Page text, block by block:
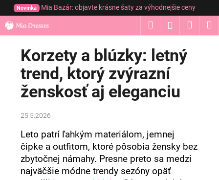
Prejsť
obsah
Novinka Mia Bazár: objavte krásne šaty za výhodnejšie ceny
Hľadať
Korzety a blúzky: letný
trend, ktorý zvýrazní
ženskosť aj eleganciu
25.5.2026
Leto patrí ľahkým materiálom, jemnej
čipke a outfitom, ktoré pôsobia žensky bez
zbytočnej námahy. Presne preto sa medzi
najväčšie módne trendy sezóny opäť
o
Späť
Späť